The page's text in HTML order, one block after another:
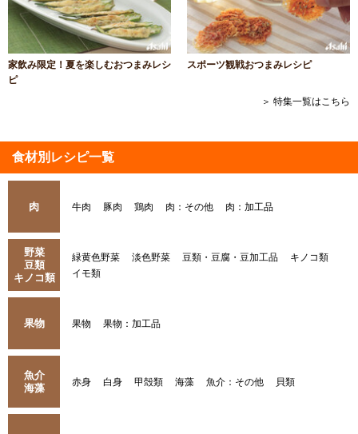
家飲み限定！夏を楽しむおつまみレシ
ピ
スポーツ観戦おつまみレシピ
＞ 特集一覧はこちら
食材別レシピ一覧
肉 牛肉 豚肉 鶏肉 肉：その他 肉：加工品
野菜
豆類
キノコ類
緑黄色野菜 淡色野菜 豆類・豆腐・豆加工品
キノコ類
イモ類
果物 果物 果物：加工品
魚介
海藻
赤身 白身 甲殻類 海藻 魚介：その他 貝類